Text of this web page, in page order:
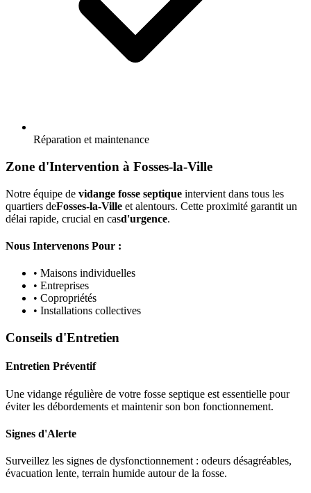
Réparation et maintenance
Zone d'Intervention à Fosses-la-Ville
Notre équipe de vidange fosse septique intervient dans tous les
quartiers deFosses-la-Ville et alentours. Cette proximité garantit un
délai rapide, crucial en casd'urgence.
Nous Intervenons Pour :
• Maisons individuelles
• Entreprises
• Copropriétés
• Installations collectives
Conseils d'Entretien
Entretien Préventif
Une vidange régulière de votre fosse septique est essentielle pour
éviter les débordements et maintenir son bon fonctionnement.
Signes d'Alerte
Surveillez les signes de dysfonctionnement : odeurs désagréables,
évacuation lente, terrain humide autour de la fosse.